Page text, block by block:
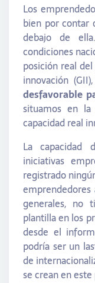
Los
bien por contar
debajo de
condiciones
posición real
innovación (GII),
desfavorable
situamos en
capacidad real
La capacidad
iniciativas
registrado
generales, no
plantilla en los
desde el
podría ser un
de
se crean en este